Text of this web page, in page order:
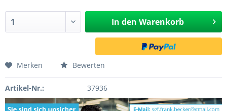
In den Warenkorb
Merken Bewerten
Artikel-Nr.: 37936